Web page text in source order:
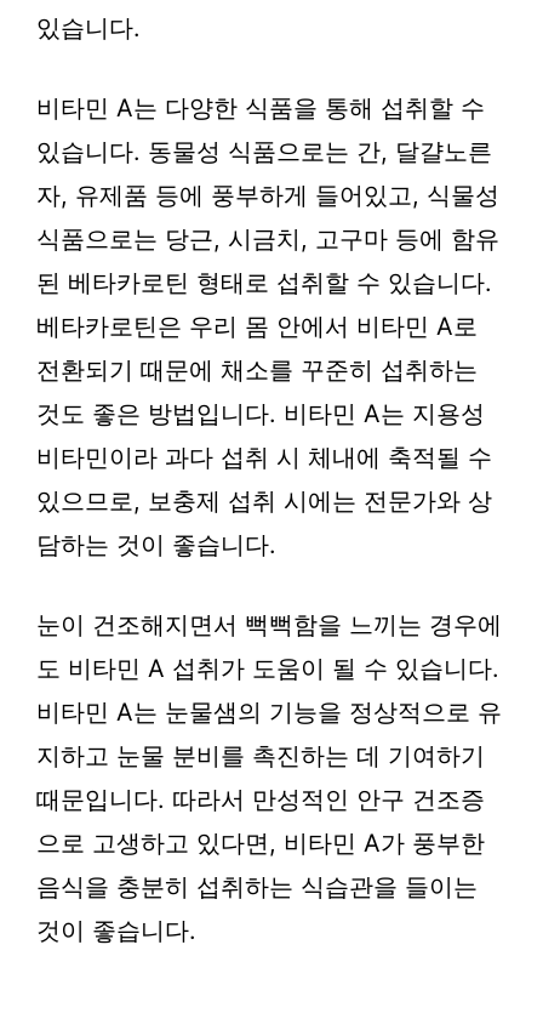
있습니다.
비타민 A는 다양한 식품을 통해 섭취할 수
있습니다. 동물성 식품으로는 간, 달걀노른
자, 유제품 등에 풍부하게 들어있고, 식물성
식품으로는 당근, 시금치, 고구마 등에 함유
된 베타카로틴 형태로 섭취할 수 있습니다.
베타카로틴은 우리 몸 안에서 비타민 A로
전환되기 때문에 채소를 꾸준히 섭취하는
것도 좋은 방법입니다. 비타민 A는 지용성
비타민이라 과다 섭취 시 체내에 축적될 수
있으므로, 보충제 섭취 시에는 전문가와 상
담하는 것이 좋습니다.
눈이 건조해지면서 뻑뻑함을 느끼는 경우에
도 비타민 A 섭취가 도움이 될 수 있습니다.
비타민 A는 눈물샘의 기능을 정상적으로 유
지하고 눈물 분비를 촉진하는 데 기여하기
때문입니다. 따라서 만성적인 안구 건조증
으로 고생하고 있다면, 비타민 A가 풍부한
음식을 충분히 섭취하는 식습관을 들이는
것이 좋습니다.